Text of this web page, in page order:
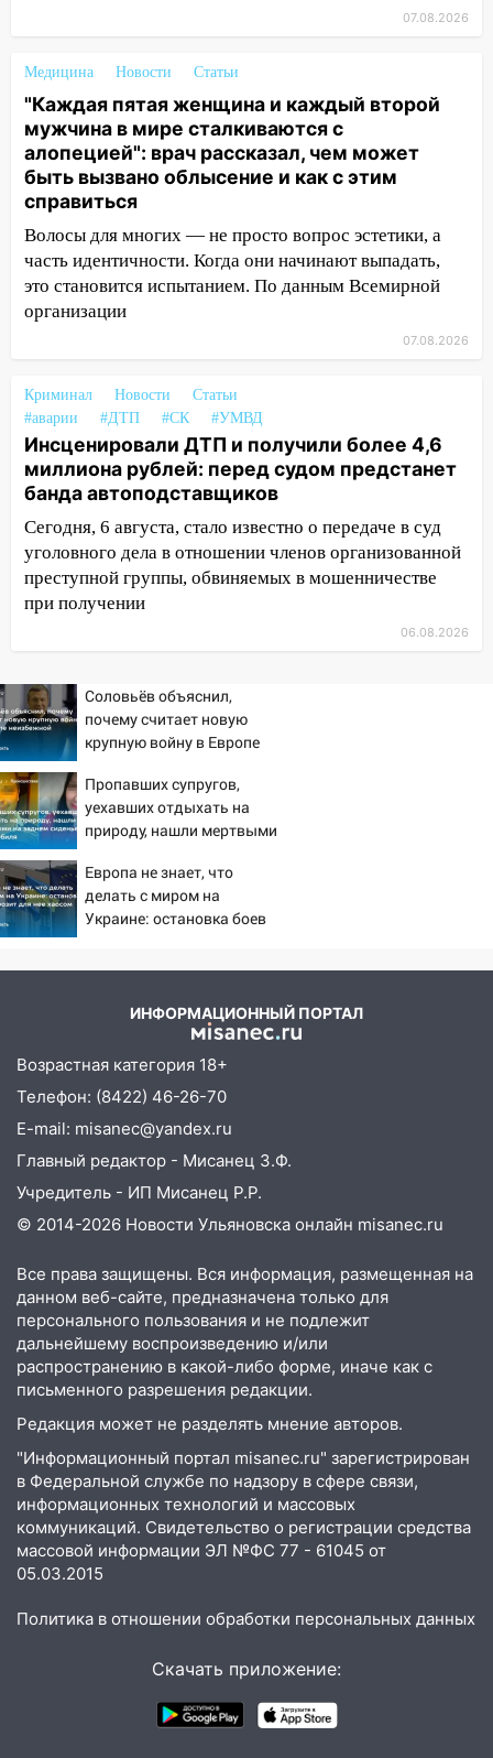
области
11:30 Кабмин РФ разрешил до 1 июля
2027 года импорт, выпуск и обращение
бензина Евро 2, Евро 3, Евро 4
11:12 Соцсети: на Рябикова автомобиль
врезался в забор
10:27 Где есть бензин в Ульяновске
днем 6 августа: список АЗС
Внимание! В Ульяновской области
10:00
В Старомайнском районе утонул
51-летний мужчина
09:50 В Ульяновске черный коршун
застрял в тепловозе
09:44 Ульяновские спасатели помогли
юному велосипедисту на улице
Чернышевского
08:21
07:18
В Ульяновск идет
тридцатиградусная жара: какая будет
погода в четверг
06:00
юристы помогли женщине засудить УК
за плесень на стенах
05:00
прибыль, а кому — испытания на
прочность
22:58 Соцсети: на проспекте Тюленева
ДТП с мотоциклистом
Мошенники обманули 92-летнюю
жительницу Ульяновской области
19:14 Житель Ульяновской области
подвез троих незнакомцев на трассе и
заработал уголовное дело
18:14 Прогноз погоды на 6 августа в
Ульяновской области
Мотофристайл, рок и силовой
экстрим: в Ульяновске пройдет
большой фестиваль «Наше время»
17:30 Где есть бензин в Ульяновске 5
августа после рабочего дня: список АЗС
17:05
«Обыск» по видеосвязи: в
Ульяновске задержали 19-летнюю
сообщницу мошенников
16:12 Едва не перерезал горло: в
Вешкайме посиделки с судимым
знакомым закончились для женщины
больницей
16:06
18-летняя девушка без прав
Ульяновец отдал более 14
миллионов рублей за криминальное
07.08.2026
Медицина Новости Статьи
"Каждая пятая женщина и каждый второй
мужчина в мире сталкиваются с
алопецией": врач рассказал, чем может
быть вызвано облысение и как с этим
справиться
Волосы для многих — не просто вопрос эстетики, а
часть идентичности. Когда они начинают выпадать,
это становится испытанием. По данным Всемирной
организации
07.08.2026
Криминал Новости
Статьи
#аварии
#ДТП #СК #УМВД
Инсценировали ДТП и получили более 4,6
миллиона рублей: перед судом предстанет
банда автоподставщиков
Сегодня, 6 августа, стало известно о передаче в суд
уголовного дела в отношении членов организованной
преступной группы, обвиняемых в мошенничестве
при получении
06.08.2026
Соловьёв объяснил,
почему считает новую
крупную войну в Европе
Пропавших супругов,
уехавших отдыхать на
природу, нашли мертвыми
автомобиля
Европа не знает, что
делать с миром на
Украине: остановка боев
ИНФОРМАЦИОННЫЙ ПОРТАЛ
Возрастная категория 18+
Телефон: (8422) 46-26-70
E-mail: misanec@yandex.ru
Главный редактор - Мисанец З.Ф.
Учредитель - ИП Мисанец Р.Р.
© 2014-2026 Новости Ульяновска онлайн misanec.ru
Все права защищены. Вся информация, размещенная на
данном веб-сайте, предназначена только для
персонального пользования и не подлежит
дальнейшему воспроизведению и/или
распространению в какой-либо форме, иначе как с
письменного разрешения редакции.
Редакция может не разделять мнение авторов.
"Информационный портал misanec.ru" зарегистрирован
в Федеральной службе по надзору в сфере связи,
информационных технологий и массовых
коммуникаций. Свидетельство о регистрации средства
массовой информации ЭЛ №ФС 77 - 61045 от
05.03.2015
Политика в отношении обработки персональных данных
Скачать приложение: